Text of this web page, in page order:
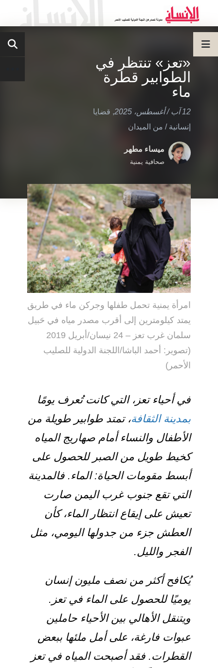
«تعز» تنتظر في
الطوابير قطرة
ماء
12 آب / أغسطس، 2025 , قضايا
إنسانية / من الميدان
ميساء مطهر
صحافية يمنية
امرأة يمنية تحمل طفلها وجركن ماء في طريق
يمتد كيلومترين إلى أقرب مصدر مياه في حَبيل
سلمان غرب تعز – 24 نيسان/أبريل 2019
(تصوير: أحمد الباشا/اللجنة الدولية للصليب
الأحمر)
في أحياء تعز، التي كانت تُعرف يومًا
بمدينة الثقافة، تمتد طوابير طويلة من
الأطفال والنساء أمام صهاريج المياه
كخيط طويل من الصبر للحصول على
أبسط مقومات الحياة: الماء. فالمدينة
التي تقع جنوب غرب اليمن صارت
تعيش على إيقاع انتظار الماء، كأن
العطش جزء من جدولها اليومي، مثل
الفجر والليل.
يُكافح أكثر من نصف مليون إنسان
يوميًا للحصول على الماء في تعز.
ويتنقل الأهالي بين الأحياء حاملين
عبوات فارغة، على أمل ملئها ببعض
القطرات. فقد أصبحت المياه في تعز